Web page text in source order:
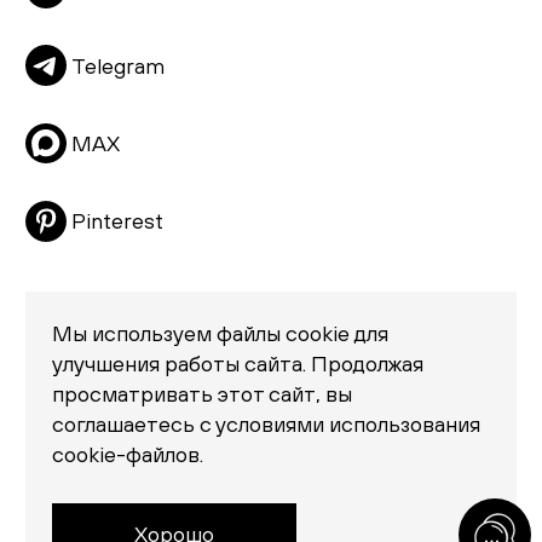
Подушки
Матрасы
Распродажа
Telegram
MAX
Pinterest
Политика конфиденциальности
© 2026 «Creatica»
проезд Новодевичий, дом 2, помещение 2/1
Москва, Москва 119435
Россия
Мы используем файлы cookie для
улучшения работы сайта. Продолжая
просматривать этот сайт, вы
соглашаетесь с условиями использования
cookie-файлов.
Хорошо